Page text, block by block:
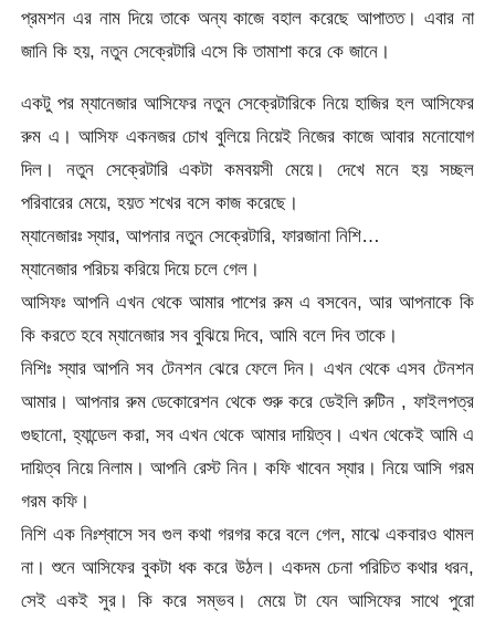
প্রমশন এর নাম দিয়ে তাকে অন্য কাজে বহাল করেছে আপাতত। এবার না
জানি কি হয়, নতুন সেক্রেটারি এসে কি তামাশা করে কে জানে।
একটু পর ম্যানেজার আসিফের নতুন সেক্রেটারিকে নিয়ে হাজির হল আসিফের
রুম এ। আসিফ একনজর চোখ বুলিয়ে নিয়েই নিজের কাজে আবার মনোযোগ
দিল। নতুন সেক্রেটারি একটা কমবয়সী মেয়ে। দেখে মনে হয় সচ্ছল
পরিবারের মেয়ে, হয়ত শখের বসে কাজ করেছে।
ম্যানেজারঃ স্যার, আপনার নতুন সেক্রেটারি, ফারজানা নিশি…
ম্যানেজার পরিচয় করিয়ে দিয়ে চলে গেল।
আসিফঃ আপনি এখন থেকে আমার পাশের রুম এ বসবেন, আর আপনাকে কি
কি করতে হবে ম্যানেজার সব বুঝিয়ে দিবে, আমি বলে দিব তাকে।
নিশিঃ স্যার আপনি সব টেনশন ঝেরে ফেলে দিন। এখন থেকে এসব টেনশন
আমার। আপনার রুম ডেকোরেশন থেকে শুরু করে ডেইলি রুটিন , ফাইলপত্র
গুছানো, হ্যান্ডেল করা, সব এখন থেকে আমার দায়িত্ব। এখন থেকেই আমি এ
দায়িত্ব নিয়ে নিলাম। আপনি রেস্ট নিন। কফি খাবেন স্যার। নিয়ে আসি গরম
গরম কফি।
নিশি এক নিঃশ্বাসে সব গুল কথা গরগর করে বলে গেল, মাঝে একবারও থামল
না। শুনে আসিফের বুকটা ধক করে উঠল। একদম চেনা পরিচিত কথার ধরন,
সেই একই সুর। কি করে সম্ভব। মেয়ে টা যেন আসিফের সাথে পুরো